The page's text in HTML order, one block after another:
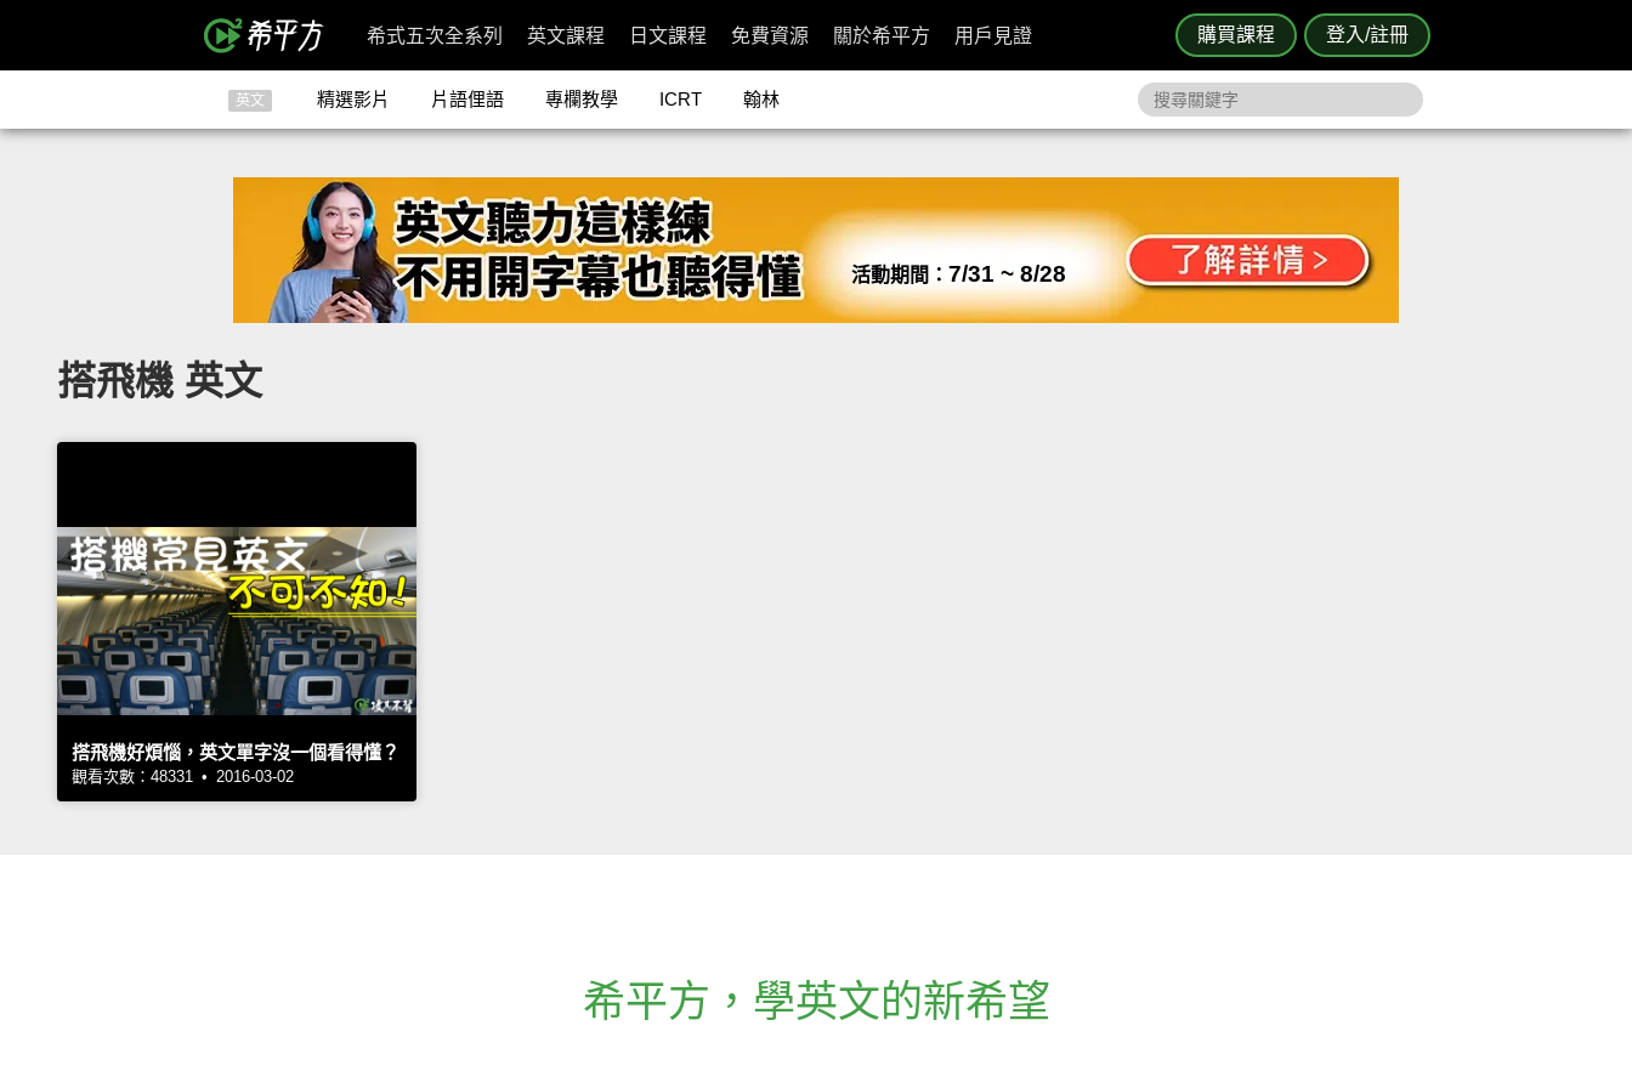
購買課程 登入/註冊
希式五次全系列 英文課程 日文課程 免費資源 關於希平方 用戶見證
英文 精選影片 片語俚語 專欄教學 ICRT 翰林
活動期間： 7/31 ~ 8/28
搭飛機 英文
搭飛機好煩惱，英文單字沒一個看得懂？
觀看次數：48331 • 2016-03-02
希平方 ， 學英文的新希望